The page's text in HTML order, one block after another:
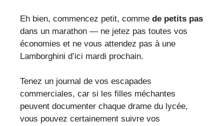
Eh bien, commencez petit, comme de petits pas
dans un marathon — ne jetez pas toutes vos
économies et ne vous attendez pas à une
Lamborghini d’ici mardi prochain.
Tenez un journal de vos escapades
commerciales, car si les filles méchantes
peuvent documenter chaque drame du lycée,
vous pouvez certainement suivre vos